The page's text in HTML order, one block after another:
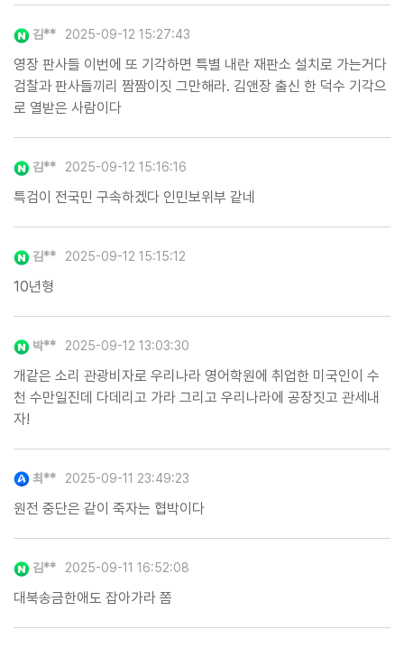
김** 2025-09-12 15:27:43
영장 판사들 이번에 또 기각하면 특별 내란 재판소 설치로 가는거다
검찰과 판사들끼리 짬짬이짓 그만해라. 김앤장 출신 한 덕수 기각으
로 열받은 사람이다
김** 2025-09-12 15:16:16
특검이 전국민 구속하겠다 인민보위부 같네
김** 2025-09-12 15:15:12
10년형
박** 2025-09-12 13:03:30
개같은 소리 관광비자로 우리나라 영어학원에 취업한 미국인이 수
천 수만일진데 다데리고 가라 그리고 우리나라에 공장짓고 관세내
자!
최** 2025-09-11 23:49:23
원전 중단은 같이 죽자는 협박이다
김** 2025-09-11 16:52:08
대북송금한애도 잡아가라 쫌